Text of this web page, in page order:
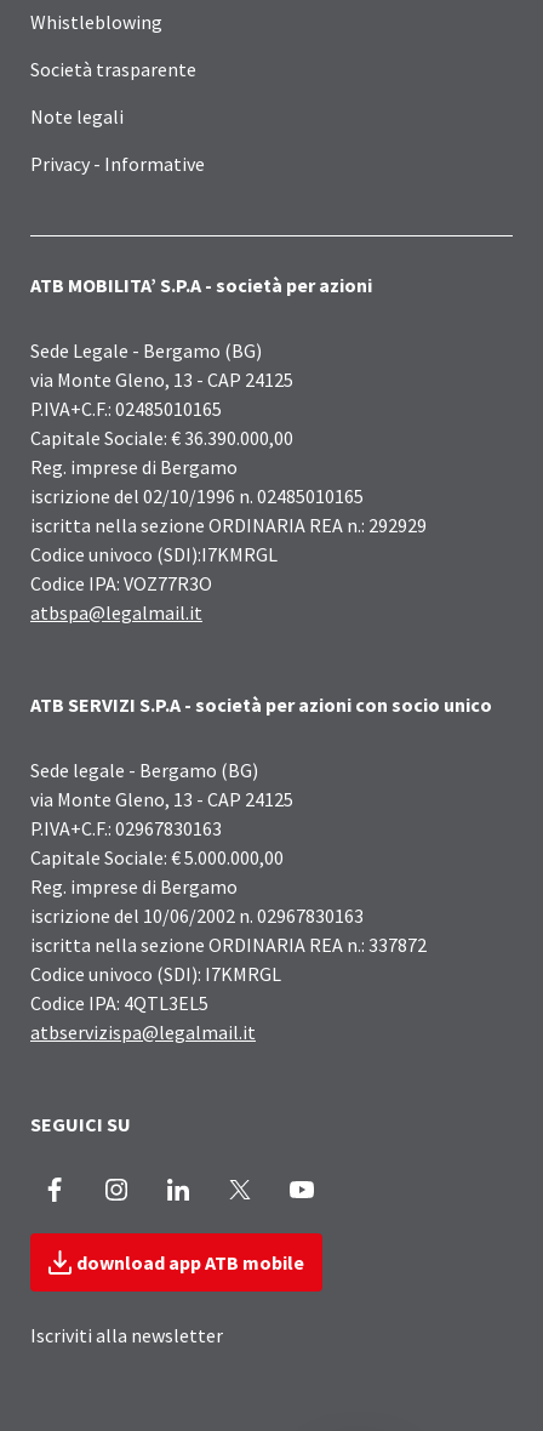
Whistleblowing
Società trasparente
Note legali
Privacy - Informative
ATB MOBILITA’ S.P.A - società per azioni
Sede Legale - Bergamo (BG)
via Monte Gleno, 13 - CAP 24125
P.IVA+C.F.: 02485010165
Capitale Sociale: € 36.390.000,00
Reg. imprese di Bergamo
iscrizione del 02/10/1996 n. 02485010165
iscritta nella sezione ORDINARIA REA n.: 292929
Codice univoco (SDI):I7KMRGL
Codice IPA: VOZ77R3O
atbspa@legalmail.it
ATB SERVIZI S.P.A - società per azioni con socio unico
Sede legale - Bergamo (BG)
via Monte Gleno, 13 - CAP 24125
P.IVA+C.F.: 02967830163
Capitale Sociale: € 5.000.000,00
Reg. imprese di Bergamo
iscrizione del 10/06/2002 n. 02967830163
iscritta nella sezione ORDINARIA REA n.: 337872
Codice univoco (SDI): I7KMRGL
Codice IPA: 4QTL3EL5
atbservizispa@legalmail.it
SEGUICI SU
Facebook InstagramLinkedIn
download app ATB mobile
Iscriviti alla newsletter